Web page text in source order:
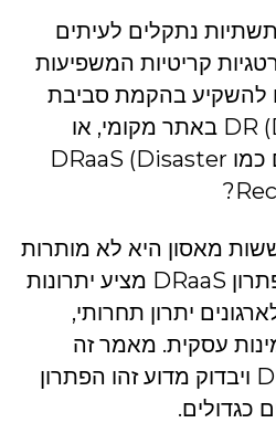
נתקלים לעיתים
קריטיות המשפיעות
להשקיע בהקמת סביבת
DR (Disaster Recovery) באתר מקומי, או
לבחור בפתרון מתקדם כמו DRaaS (Disaster
מאסון היא לא מותרות
אלא הכרח, ונראה כי פתרון DRaaS מציע יתרונות
יתרון תחרותי,
עסקית. מאמר זה
יעמיק ביתרונות DRaaS ויבדוק מדוע זהו הפתרון
כגדולים.